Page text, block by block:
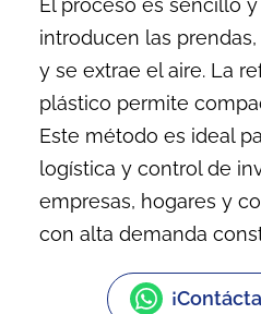
El proceso es sencillo
introducen las
y se extrae el aire. La
plástico permite
Este método es ideal
logística y control de
empresas, hogares y
con alta demanda